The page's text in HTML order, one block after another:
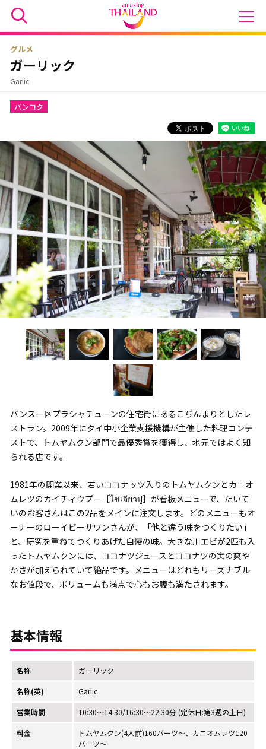
グルメ
ガーリック
Garlic
バンコク
バンスー区プラシャチューンの住宅街にあるこぢんまりとしたレ
ストラン。2009年にタイ中小企業支援機構が主催した料理コンテ
ストで、トムヤムクン部門で最優秀賞を獲得し、地元ではよく知
られる店です。
1981年の開業以来、若いココナッツ入りのトムヤムクンとカニオ
ムレツのカイチィウプー［ไข่เจียวปู］が看板メニューで、たいて
いのお客さんはこの2品をメインに注文します。どのメニューもオ
ーナーのローイビーサワンさんが、「他と違う味をつくりたい」
と、研究を重ねてつくりあげた自慢の味。大きな川エビが2匹も入
ったトムヤムクンには、ココナツジュースとココナツの実の爽や
かさが加えられていて絶品です。メニューはどれもリーズナブル
なお値段で、ボリュームも満点で心もお腹も満たされます。
基本情報
名称 ガーリック
名称(英) Garlic
営業時間 10:30～14:30/16:30～22:30分 (定休日:第3週の土日)
料金
トムヤムクン(4人前)160バーツ～、カニオムレツ120
バーツ～